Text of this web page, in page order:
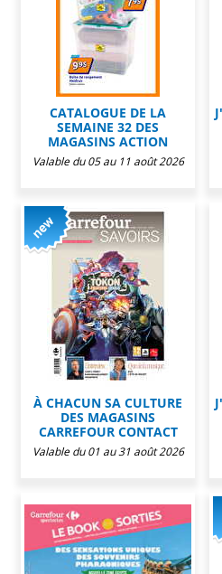
CATALOGUE DE LA
SEMAINE 32 DES
MAGASINS ACTION
Valable du 05 au 11 août 2026
À CHACUN SA CULTURE
DES MAGASINS
CARREFOUR CONTACT
Valable du 01 au 31 août 2026